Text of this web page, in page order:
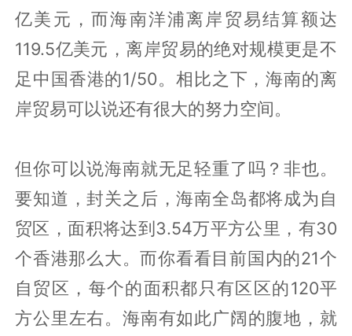
亿美元，而海南洋浦离岸贸易结算额达
119.5亿美元，离岸贸易的绝对规模更是不
足中国香港的1/50。相比之下，海南的离
岸贸易可以说还有很大的努力空间。
但你可以说海南就无足轻重了吗？非也。
要知道，封关之后，海南全岛都将成为自
贸区，面积将达到3.54万平方公里，有30
个香港那么大。而你看看目前国内的21个
自贸区，每个的面积都只有区区的120平
方公里左右。海南有如此广阔的腹地，就